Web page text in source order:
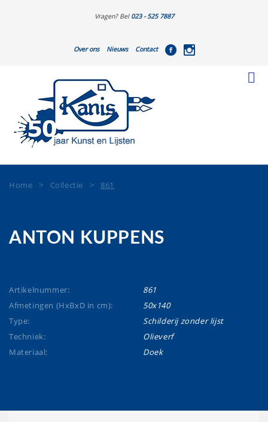
Vragen? Bel 023 - 525 7887
Over ons Nieuws Contact
Home > Collectie > 861
ANTON KUPPENS
Artikelnummer:
861
Afmetingen (HxBxD in cm):
50x140
Type:
Schilderij zonder lijst
Techniek:
Olieverf
Materiaal:
Doek